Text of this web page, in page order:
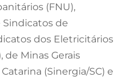
(FNU),
de
dos Eletricitários
de Minas Gerais
(Sinergia/SC) e